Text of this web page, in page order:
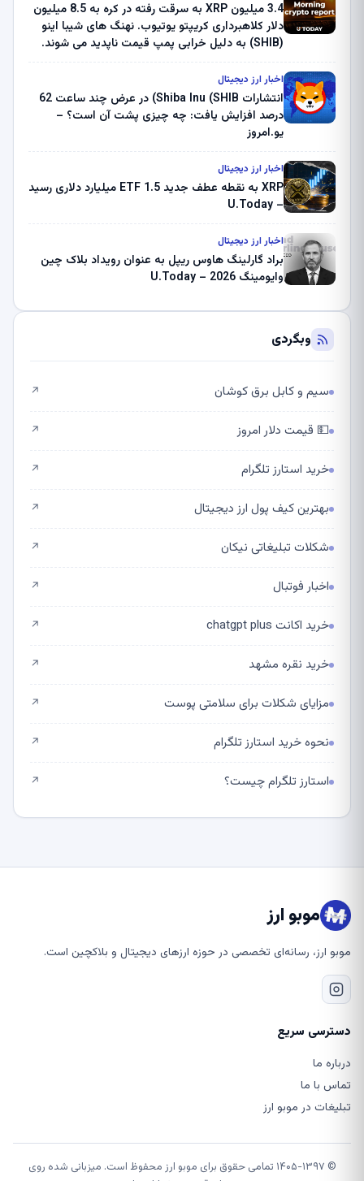
3.4 میلیون XRP به سرقت رفته در کره به 8.5 میلیون
دلار کلاهبرداری کریپتو یوتیوب. نهنگ های شیبا اینو
(SHIB) به دلیل خرابی پمپ قیمت ناپدید می شوند.
ثبت کرد – گزارش کریپتو صبح – U.Today
اخبار ارز دیجیتال
انتشارات Shiba Inu (SHIB) در عرض چند ساعت 62
درصد افزایش یافت: چه چیزی پشت آن است؟ –
یو.امروز
اخبار ارز دیجیتال
XRP به نقطه عطف جدید ETF 1.5 میلیارد دلاری رسید
– U.Today
اخبار ارز دیجیتال
براد گارلینگ هاوس ریپل به عنوان رویداد بلاک چین
وایومینگ 2026 – U.Today
وبگردی
سیم و کابل برق کوشان ↗
💵 قیمت دلار امروز ↗
خرید استارز تلگرام ↗
بهترین کیف پول ارز دیجیتال ↗
شکلات تبلیغاتی نیکان ↗
اخبار فوتبال ↗
خرید اکانت chatgpt plus ↗
خرید نقره مشهد ↗
مزایای شکلات برای سلامتی پوست ↗
نحوه خرید استارز تلگرام ↗
استارز تلگرام چیست؟ ↗
موبو ارز
موبو ارز، رسانه‌ای تخصصی در حوزه ارزهای دیجیتال و بلاکچین است.
دسترسی سریع
درباره ما
تماس با ما
تبلیغات در موبو ارز
© ۱۴۰۵-۱۳۹۷ تمامی حقوق برای موبو ارز محفوظ است. میزبانی شده روی